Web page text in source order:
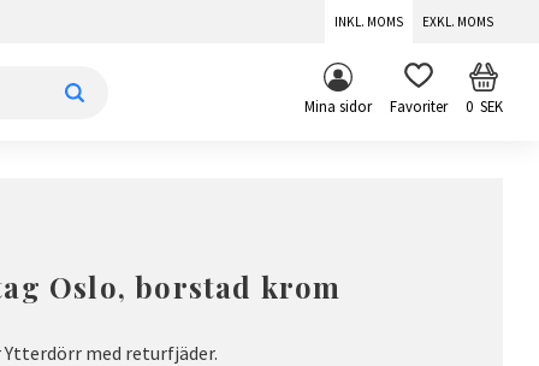
INKL. MOMS EXKL. MOMS
Mina sidor FAVORITER 0SEK
Oslo, borstad krom
med returfjäder.